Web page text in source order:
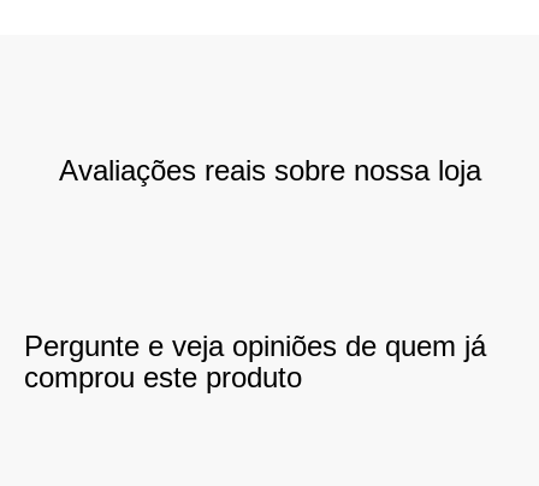
Avaliações reais sobre nossa loja
Pergunte e veja opiniões de quem já
comprou este produto